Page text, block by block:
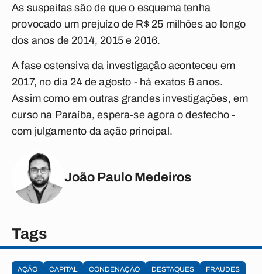
As suspeitas são de que o esquema tenha
provocado um prejuízo de R$ 25 milhões ao longo
dos anos de 2014, 2015 e 2016.
A fase ostensiva da investigação aconteceu em
2017, no dia 24 de agosto - há exatos 6 anos.
Assim como em outras grandes investigações, em
curso na Paraíba, espera-se agora o desfecho -
com julgamento da ação principal.
João Paulo Medeiros
Tags
AÇÃO CAPITAL CONDENAÇÃO DESTAQUES
FRAUDES